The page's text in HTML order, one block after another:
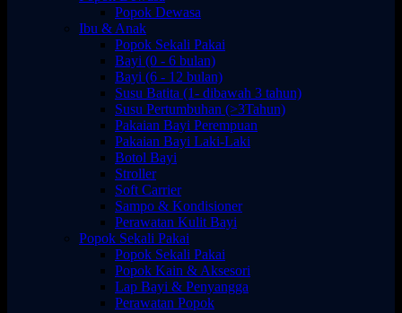
Popok Dewasa
Ibu & Anak
Popok Sekali Pakai
Bayi (0 - 6 bulan)
Bayi (6 - 12 bulan)
Susu Batita (1- dibawah 3 tahun)
Susu Pertumbuhan (>3Tahun)
Pakaian Bayi Perempuan
Pakaian Bayi Laki-Laki
Botol Bayi
Stroller
Soft Carrier
Sampo & Kondisioner
Perawatan Kulit Bayi
Popok Sekali Pakai
Popok Sekali Pakai
Popok Kain & Aksesori
Lap Bayi & Penyangga
Perawatan Popok